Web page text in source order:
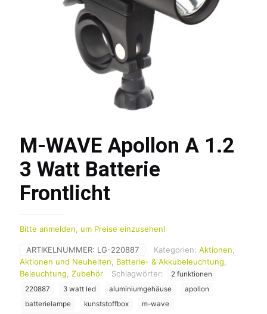
M-WAVE Apollon A 1.2
3 Watt Batterie
Frontlicht
Bitte anmelden, um Preise einzusehen!
ARTIKELNUMMER: LG-220887 Kategorien: Aktionen
Aktionen und Neuheiten
Batterie- & Akkubeleuchtung
Beleuchtung Zubehör Schlagwörter:
2 funktionen
220887
3 watt led aluminiumgehäuse
apollon
batterielampe
kunststoffbox
m-wave